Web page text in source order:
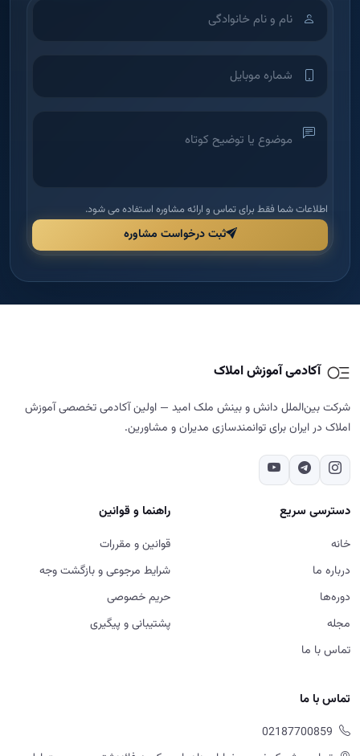
اطلاعات شما فقط برای تماس و ارائه مشاوره استفاده می شود.
ثبت درخواست مشاوره
آکادمی آموزش املاک
شرکت بین‌الملل دانش و بینش ملک امید — اولین آکادمی تخصصی آموزش
املاک در ایران برای توانمندسازی مدیران و مشاورین.
دسترسی سریع
خانه
درباره ما
دوره‌ها
مجله
تماس با ما
راهنما و قوانین
قوانین و مقررات
شرایط مرجوعی و بازگشت وجه
حریم خصوصی
پشتیبانی و پیگیری
تماس با ما
02187700859